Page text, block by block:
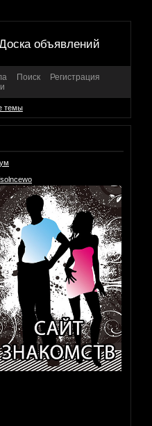
объявлений
Поиск
Регистрация
темы